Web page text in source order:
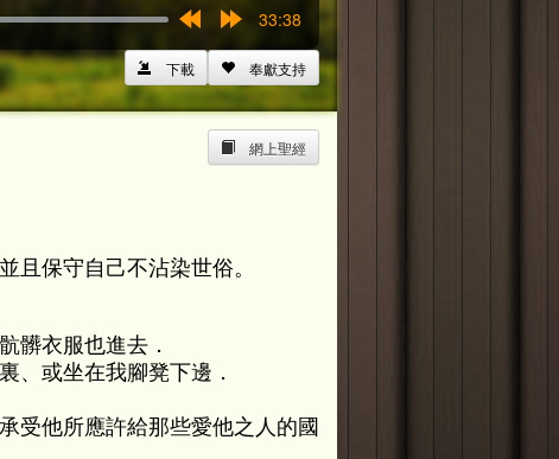
15s
15s
33:38
奉獻支持
下載
網上聖經
保守自己不沾染世俗。
髒衣服也進去．
、或坐在我腳凳下邊．
受他所應許給那些愛他之人的國